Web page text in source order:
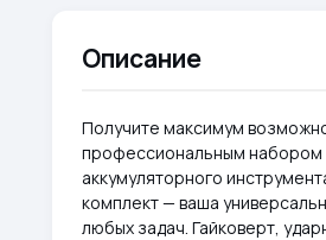
Описание
Получите максимум
профессиональным набором
аккумуляторного
комплект — ваша
любых задач. Гайковерт,